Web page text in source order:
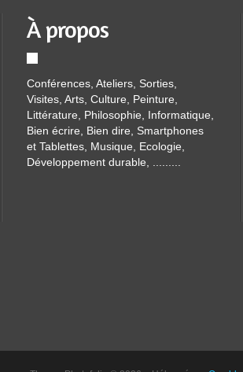
À propos
Conférences, Ateliers, Sorties,
Visites, Arts, Culture, Peinture,
Littérature, Philosophie, Informatique,
Bien écrire, Bien dire, Smartphones
et Tablettes, Musique, Ecologie,
Développement durable, .........